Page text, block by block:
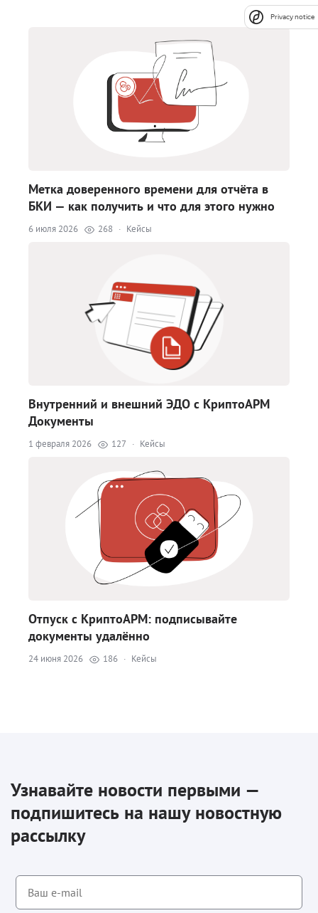
Метка доверенного времени для отчёта в
БКИ — как получить и что для этого нужно
6 июля 2026 268 · Кейсы
Внутренний и внешний ЭДО с КриптоАРМ
Документы
1 февраля 2026 127 · Кейсы
Отпуск с КриптоАРМ: подписывайте
документы удалённо
24 июня 2026 186 · Кейсы
Узнавайте новости первыми —
подпишитесь на нашу новостную
рассылку
Privacy notice